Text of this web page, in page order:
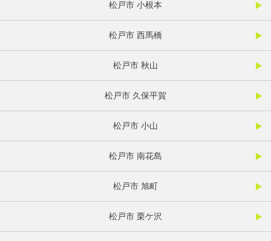
松戸市 小根本
松戸市 西馬橋
松戸市 秋山
松戸市 久保平賀
松戸市 小山
松戸市 南花島
松戸市 旭町
松戸市 栗ケ沢